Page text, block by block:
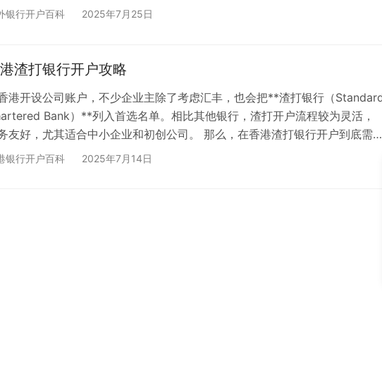
开户过程往往较为复杂。本文将详细介绍英国银行账户的开户流程、推荐银
高信誉。开设英国银行账户可帮助企业和个人实现： 二、英国银行开户常见
银行开户百科 2025年7月25日
渣打银行开户攻略
港开设公司账户，不少企业主除了考虑汇丰，也会把**渣打银行（
Bank）**列入首选名单。相比其他银行，渣打开户流程较为灵活，
友好，尤其适合中小企业和初创公司。 那么，在香港渣打银行开户到底需要
什么？流程是怎样的？是否一定要亲自前往？本文为您一文讲清所有关键
银行开户百科 2025年7月14日